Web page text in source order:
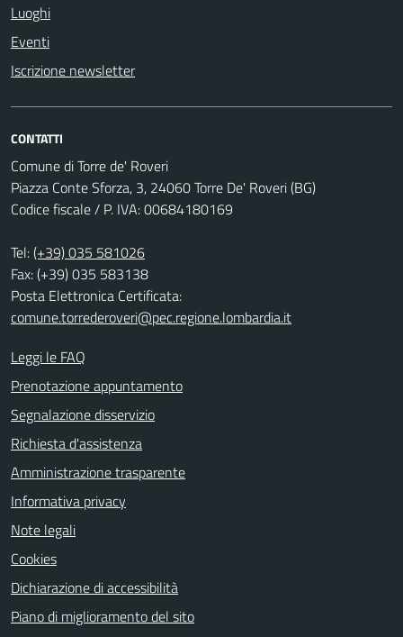
Luoghi
Eventi
Iscrizione newsletter
CONTATTI
Comune di Torre de' Roveri
Piazza Conte Sforza, 3, 24060 Torre De' Roveri (BG)
Codice fiscale / P. IVA: 00684180169
Tel:(+39) 035 581026
Fax: (+39) 035 583138
Posta Elettronica Certificata:
comune.torrederoveri@pec.regione.lombardia.it
Leggi le FAQ
Prenotazione appuntamento
Segnalazione disservizio
Richiesta d'assistenza
Amministrazione trasparente
Informativa privacy
Note legali
Cookies
Dichiarazione di accessibilità
Piano di miglioramento del sito